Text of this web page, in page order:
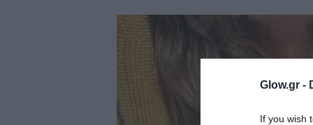
Glow.gr -
If you wish